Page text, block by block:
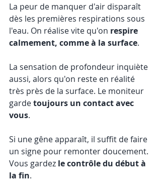
La peur de manquer d'air disparaît
dès les premières respirations sous
l'eau. On réalise vite qu'on respire
calmement, comme à la surface.
La sensation de profondeur inquiète
aussi, alors qu'on reste en réalité
très près de la surface. Le moniteur
garde toujours un contact avec
vous.
Si une gêne apparaît, il suffit de faire
un signe pour remonter doucement.
Vous gardez le contrôle du début à
la fin.